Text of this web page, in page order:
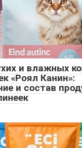
и влажных
«Роял Канин»:
и состав